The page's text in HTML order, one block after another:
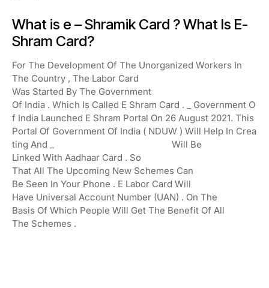
What is e –Shramik Card ?What Is E-
Shram Card?
For The Development Of The Unorganized Workers In
The Country , The Labor Card
Was Started By The Government
Of India . Which Is Called E Shram Card . Government O
F India Launched E Shram Portal On 26 August 2021. This
Portal Of Government Of India ( NDUW ) Will Help In Crea
Ting And
Will Be
Linked With Aadhaar Card . So
That All The Upcoming New Schemes Can
Be Seen In Your Phone . E Labor Card Will
Have Universal Account Number (UAN) . On The
Basis Of Which People Will Get The Benefit Of All
The Schemes .